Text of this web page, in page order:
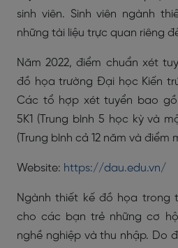
sinh viên. Sinh viên ngành
những tài liệu trực quan riêng
Năm 2022, điểm chuẩn xét
đồ họa trường Đại học Kiến
Các tổ hợp xét tuyển bao
5K1 (Trung bình 5 học kỳ và
(Trung bình cả 12 năm và điểm
Website: https://dau.edu.vn/
Ngành thiết kế đồ họa trong
cho các bạn trẻ những cơ
nghề nghiệp và thu nhập. Do